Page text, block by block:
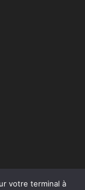
votre terminal à